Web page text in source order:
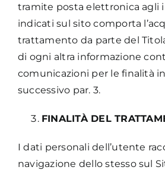
tramite posta elettronica agli
indicati sul sito comporta
trattamento da parte del
di ogni altra informazione
comunicazioni per le finalità
successivo par. 3.
FINALITÀ DEL
I dati personali dell’utente
navigazione dello stesso sul